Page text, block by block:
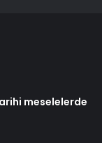
meselelerde